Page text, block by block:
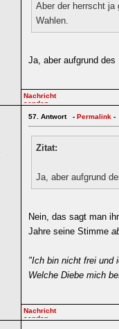
Aber der herrscht ja
Wahlen.
Ja, aber aufgrund
57. Antwort - Permalink -
Zitat:
Ja, aber aufgrund
Nein, das sagt man
Jahre seine Stimme
"Ich bin nicht frei und
Welche Diebe mich